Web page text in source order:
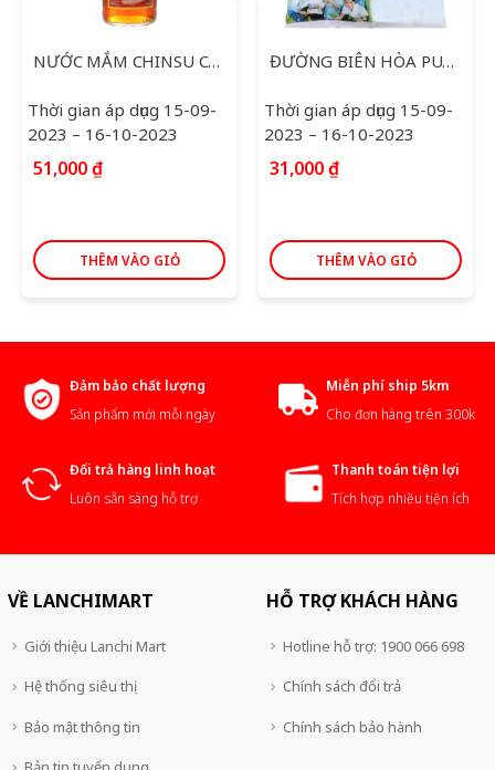
NƯỚC MẮM CHINSU CÁ HỒI 500ML
Thời gian áp dụng 15-09-
2023 – 16-10-2023
51,000₫
THÊM VÀO GIỎ
ĐƯỜNG BIÊN HÒA PURE CÀNH MAI 1KG
Thời gian áp dụng 15-09-
2023 – 16-10-2023
31,000₫
THÊM VÀO GIỎ
Đảm bảo chất lượng
Sản phẩm mới mỗi ngày
Miễn phí ship 5km
Cho đơn hàng trên 300k
Đổi trả hàng linh hoạt
Luôn sẵn sàng hỗ trợ
Thanh toán tiện lợi
Tích hợp nhiều tiện ích
VỀ LANCHIMART
Giới thiệu Lanchi Mart
Hệ thống siêu thị
Bảo mật thông tin
HỖ TRỢ KHÁCH HÀNG
Hotline hỗ trợ: 1900 066 698
Chính sách đổi trả
Chính sách bảo hành